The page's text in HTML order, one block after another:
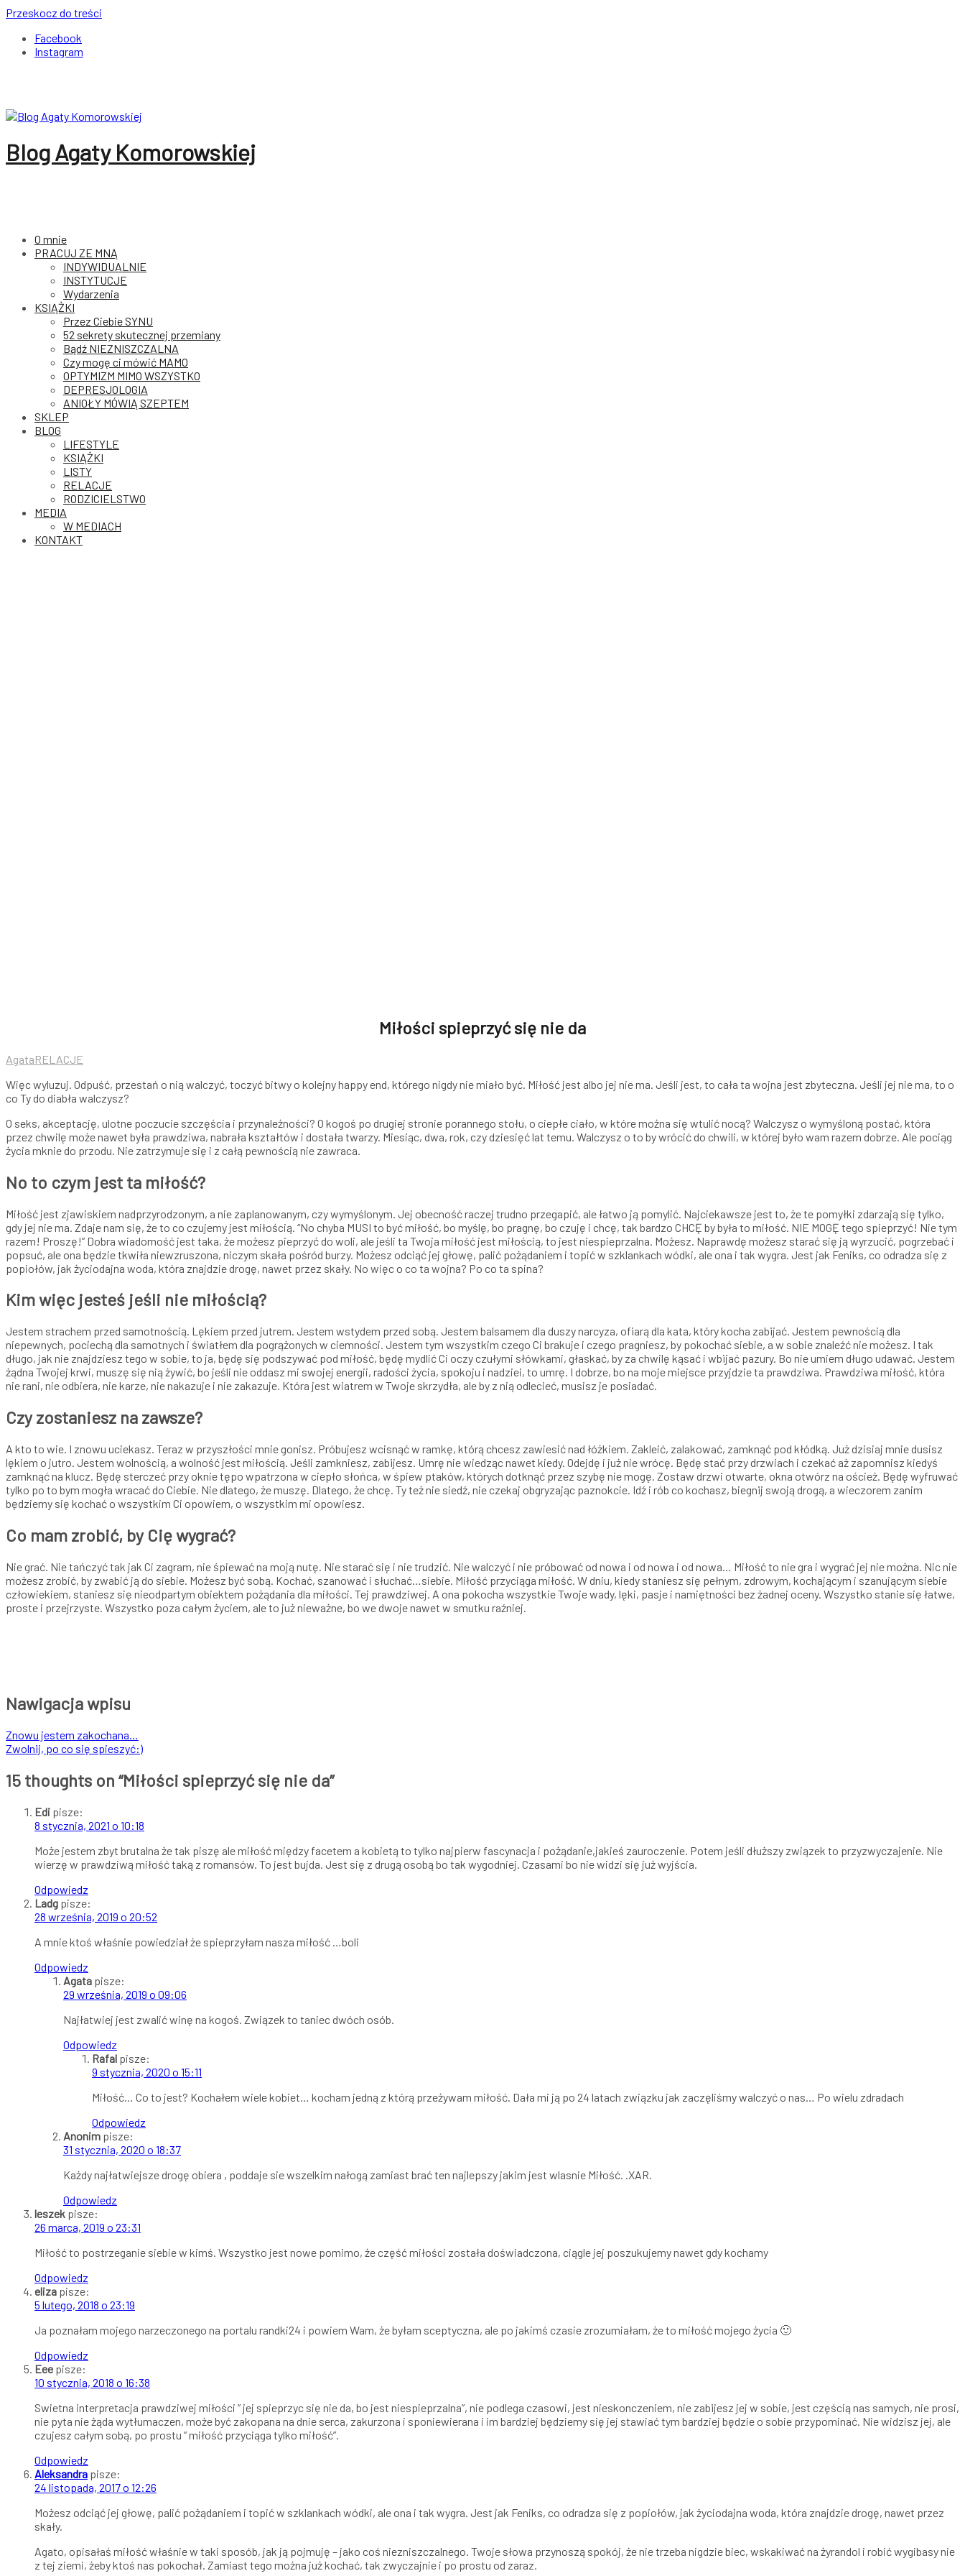
Przeskocz do treści
Facebook
Instagram
Blog Agaty Komorowskiej
O mnie
PRACUJ ZE MNĄ
INDYWIDUALNIE
INSTYTUCJE
Wydarzenia
KSIĄŻKI
Przez Ciebie SYNU
52 sekrety skutecznej przemiany
Bądź NIEZNISZCZALNA
Czy mogę ci mówić MAMO
OPTYMIZM MIMO WSZYSTKO
DEPRESJOLOGIA
ANIOŁY MÓWIĄ SZEPTEM
SKLEP
BLOG
LIFESTYLE
KSIĄŻKI
LISTY
RELACJE
RODZICIELSTWO
MEDIA
W MEDIACH
KONTAKT
Miłości spieprzyć się nie da
AgataRELACJE
Więc wyluzuj. Odpuść, przestań o nią walczyć, toczyć bitwy o kolejny happy end, którego nigdy nie miało być. Miłość jest albo jej nie ma. Jeśli jest, to cała ta wojna jest zbyteczna. Jeśli jej nie ma, to o
co Ty do diabła walczysz?
O seks, akceptację, ulotne poczucie szczęścia i przynależności? O kogoś po drugiej stronie porannego stołu, o ciepłe ciało, w które można się wtulić nocą? Walczysz o wymyśloną postać, która
przez chwilę może nawet była prawdziwa, nabrała kształtów i dostała twarzy. Miesiąc, dwa, rok, czy dziesięć lat temu. Walczysz o to by wrócić do chwili, w której było wam razem dobrze. Ale pociąg
życia mknie do przodu. Nie zatrzymuje się i z całą pewnością nie zawraca.
No to czym jest ta miłość?
Miłość jest zjawiskiem nadprzyrodzonym, a nie zaplanowanym, czy wymyślonym. Jej obecność raczej trudno przegapić, ale łatwo ją pomylić. Najciekawsze jest to, że te pomyłki zdarzają się tylko,
gdy jej nie ma. Zdaje nam się, że to co czujemy jest miłością. “No chyba MUSI to być miłość, bo myślę, bo pragnę, bo czuję i chcę, tak bardzo CHCĘ by była to miłość. NIE MOGĘ tego spieprzyć! Nie tym
razem! Proszę!” Dobra wiadomość jest taka, że możesz pieprzyć do woli, ale jeśli ta Twoja miłość jest miłością, to jest niespieprzalna. Możesz. Naprawdę możesz starać się ją wyrzucić, pogrzebać i
popsuć, ale ona będzie tkwiła niewzruszona, niczym skała pośród burzy. Możesz odciąć jej głowę, palić pożądaniem i topić w szklankach wódki, ale ona i tak wygra. Jest jak Feniks, co odradza się z
popiołów, jak życiodajna woda, która znajdzie drogę, nawet przez skały. No więc o co ta wojna? Po co ta spina?
Kim więc jesteś jeśli nie miłością?
Jestem strachem przed samotnością. Lękiem przed jutrem. Jestem wstydem przed sobą. Jestem balsamem dla duszy narcyza, ofiarą dla kata, który kocha zabijać. Jestem pewnością dla
niepewnych, pociechą dla samotnych i światłem dla pogrążonych w ciemności. Jestem tym wszystkim czego Ci brakuje i czego pragniesz, by pokochać siebie, a w sobie znaleźć nie możesz. I tak
długo, jak nie znajdziesz tego w sobie, to ja, będę się podszywać pod miłość, będę mydlić Ci oczy czułymi słówkami, głaskać, by za chwilę kąsać i wbijać pazury. Bo nie umiem długo udawać. Jestem
żądna Twojej krwi, muszę się nią żywić, bo jeśli nie oddasz mi swojej energii, radości życia, spokoju i nadziei, to umrę. I dobrze, bo na moje miejsce przyjdzie ta prawdziwa. Prawdziwa miłość, która
nie rani, nie odbiera, nie karze, nie nakazuje i nie zakazuje. Która jest wiatrem w Twoje skrzydła, ale by z nią odlecieć, musisz je posiadać.
Czy zostaniesz na zawsze?
A kto to wie. I znowu uciekasz. Teraz w przyszłości mnie gonisz. Próbujesz wcisnąć w ramkę, którą chcesz zawiesić nad łóżkiem. Zakleić, zalakować, zamknąć pod kłódką. Już dzisiaj mnie dusisz
lękiem o jutro. Jestem wolnością, a wolność jest miłością. Jeśli zamkniesz, zabijesz. Umrę nie wiedząc nawet kiedy. Odejdę i już nie wrócę. Będę stać przy drzwiach i czekać aż zapomnisz kiedyś
zamknąć na klucz. Będę sterczeć przy oknie tępo wpatrzona w ciepło słońca, w śpiew ptaków, których dotknąć przez szybę nie mogę. Zostaw drzwi otwarte, okna otwórz na oścież. Będę wyfruwać
tylko po to bym mogła wracać do Ciebie. Nie dlatego, że muszę. Dlatego, że chcę. Ty też nie siedź, nie czekaj obgryzając paznokcie. Idź i rób co kochasz, biegnij swoją drogą, a wieczorem zanim
będziemy się kochać o wszystkim Ci opowiem, o wszystkim mi opowiesz.
Co mam zrobić, by Cię wygrać?
Nie grać. Nie tańczyć tak jak Ci zagram, nie śpiewać na moją nutę. Nie starać się i nie trudzić. Nie walczyć i nie próbować od nowa i od nowa i od nowa… Miłość to nie gra i wygrać jej nie można. Nic nie
możesz zrobić, by zwabić ją do siebie. Możesz być sobą. Kochać, szanować i słuchać…siebie. Miłość przyciąga miłość. W dniu, kiedy staniesz się pełnym, zdrowym, kochającym i szanującym siebie
człowiekiem, staniesz się nieodpartym obiektem pożądania dla miłości. Tej prawdziwej. A ona pokocha wszystkie Twoje wady, lęki, pasje i namiętności bez żadnej oceny. Wszystko stanie się łatwe,
proste i przejrzyste. Wszystko poza całym życiem, ale to już nieważne, bo we dwoje nawet w smutku raźniej.
Nawigacja wpisu
Znowu jestem zakochana…
Zwolnij, po co się spieszyć:)
15 thoughts on “Miłości spieprzyć się nie da”
Edi pisze:
8 stycznia, 2021 o 10:18
Może jestem zbyt brutalna że tak piszę ale miłość między facetem a kobietą to tylko najpierw fascynacja i pożądanie,jakieś zauroczenie. Potem jeśli dłuższy związek to przyzwyczajenie. Nie
wierzę w prawdziwą miłość taką z romansów. To jest bujda. Jest się z drugą osobą bo tak wygodniej. Czasami bo nie widzi się już wyjścia.
Odpowiedz
Ladg pisze:
28 września, 2019 o 20:52
A mnie ktoś właśnie powiedział że spieprzyłam nasza miłość …boli
Odpowiedz
Agata pisze:
29 września, 2019 o 09:06
Najłatwiej jest zwalić winę na kogoś. Związek to taniec dwóch osób.
Odpowiedz
Rafal pisze:
9 stycznia, 2020 o 15:11
Miłość… Co to jest? Kochałem wiele kobiet… kocham jedną z którą przeżywam miłość. Dała mi ją po 24 latach związku jak zaczęliśmy walczyć o nas… Po wielu zdradach
Odpowiedz
Anonim pisze:
31 stycznia, 2020 o 18:37
Każdy najłatwiejsze drogę obiera , poddaje sie wszelkim nałogą zamiast brać ten najlepszy jakim jest wlasnie Miłość. .XAR.
Odpowiedz
leszek pisze:
26 marca, 2019 o 23:31
Miłość to postrzeganie siebie w kimś. Wszystko jest nowe pomimo, że część miłości została doświadczona, ciągle jej poszukujemy nawet gdy kochamy
Odpowiedz
eliza pisze:
5 lutego, 2018 o 23:19
Ja poznałam mojego narzeczonego na portalu randki24 i powiem Wam, że byłam sceptyczna, ale po jakimś czasie zrozumiałam, że to miłość mojego życia 🙂
Odpowiedz
Eee pisze:
10 stycznia, 2018 o 16:38
Swietna interpretacja prawdziwej miłości ” jej spieprzyc się nie da, bo jest niespieprzalna”, nie podlega czasowi, jest nieskonczeniem, nie zabijesz jej w sobie, jest częścią nas samych, nie prosi,
nie pyta nie żąda wytłumaczen, może być zakopana na dnie serca, zakurzona i sponiewierana i im bardziej będziemy się jej stawiać tym bardziej będzie o sobie przypominać. Nie widzisz jej, ale
czujesz całym sobą, po prostu ” miłość przyciąga tylko miłość”.
Odpowiedz
Aleksandra pisze:
24 listopada, 2017 o 12:26
Możesz odciąć jej głowę, palić pożądaniem i topić w szklankach wódki, ale ona i tak wygra. Jest jak Feniks, co odradza się z popiołów, jak życiodajna woda, która znajdzie drogę, nawet przez
skały.
Agato, opisałaś miłość właśnie w taki sposób, jak ją pojmuję – jako coś niezniszczalnego. Twoje słowa przynoszą spokój, że nie trzeba nigdzie biec, wskakiwać na żyrandol i robić wygibasy nie
z tej ziemi, żeby ktoś nas pokochał. Zamiast tego można już kochać, tak zwyczajnie i po prostu od zaraz.